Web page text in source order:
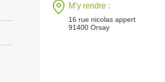
M’y rendre :
16 rue nicolas appert
91400 Orsay